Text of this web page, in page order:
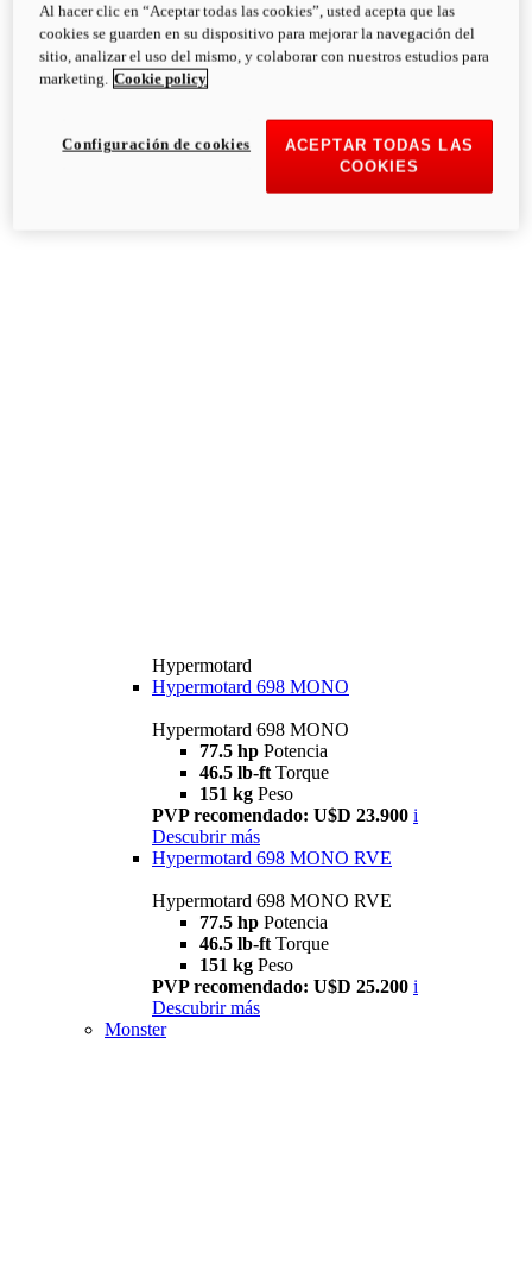
Hypermotard
Hypermotard 698 MONO
Hypermotard 698 MONO
77.5 hp Potencia
46.5 lb-ft Torque
151 kg Peso
PVP recomendado: U$D 23.900 i
Descubrir más
Hypermotard 698 MONO RVE
Hypermotard 698 MONO RVE
77.5 hp Potencia
46.5 lb-ft Torque
151 kg Peso
PVP recomendado: U$D 25.200 i
Descubrir más
Monster
Al hacer clic en “Aceptar todas las cookies”, usted acepta que las
cookies se guarden en su dispositivo para mejorar la navegación del
sitio, analizar el uso del mismo, y colaborar con nuestros estudios para
marketing. Cookie policy
ACEPTAR TODAS LAS
COOKIES
Configuración de cookies